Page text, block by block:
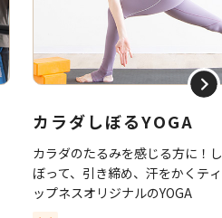
カラダしぼるYOGA
カラダのたるみを感じる方に！し
ぼって、引き締め、汗をかくティ
ップネスオリジナルのYOGA